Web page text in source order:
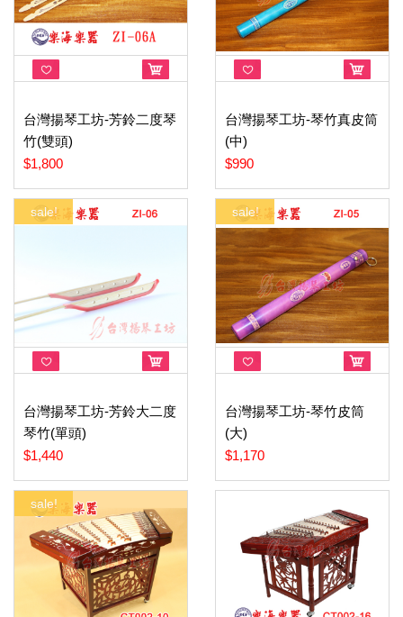
台灣揚琴工坊-芳鈴二度琴
竹(雙頭)
$1,800
台灣揚琴工坊-琴竹真皮筒
(中)
$990
sale!
台灣揚琴工坊-芳鈴大二度
琴竹(單頭)
$1,440
sale!
台灣揚琴工坊-琴竹皮筒
(大)
$1,170
sale!